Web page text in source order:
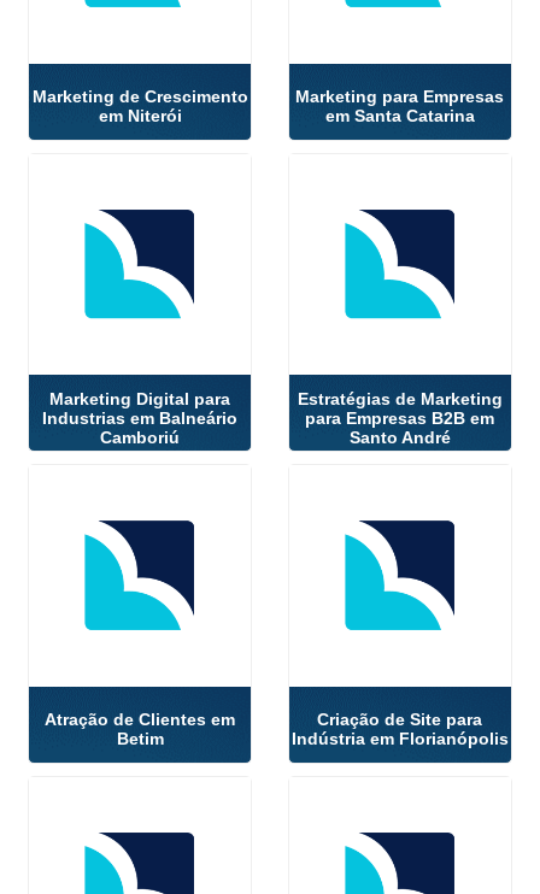
Marketing de Crescimento
em Niterói
Marketing para Empresas
em Santa Catarina
Marketing Digital para
Industrias em Balneário
Camboriú
Estratégias de Marketing
para Empresas B2B em
Santo André
Atração de Clientes em
Betim
Criação de Site para
Indústria em Florianópolis